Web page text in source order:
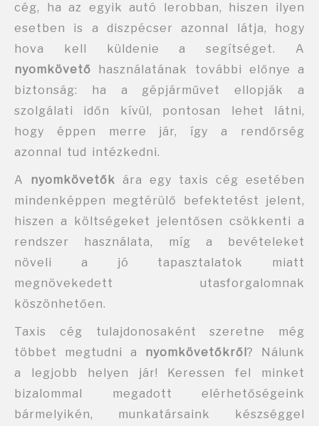
cég, ha az egyik autó lerobban, hiszen ilyen
esetben is a diszpécser azonnal látja, hogy
hova kell küldenie a segítséget. A
nyomkövető használatának további előnye a
biztonság: ha a gépjárművet ellopják a
szolgálati időn kívül, pontosan lehet látni,
hogy éppen merre jár, így a rendőrség
azonnal tud intézkedni.
A nyomkövetők ára egy taxis cég esetében
mindenképpen megtérülő befektetést jelent,
hiszen a költségeket jelentősen csökkenti a
rendszer használata, míg a bevételeket
növeli a jó tapasztalatok miatt
megnövekedett utasforgalomnak
köszönhetően.
Taxis cég tulajdonosaként szeretne még
többet megtudni a nyomkövetőkről ? Nálunk
a legjobb helyen jár! Keressen fel minket
bizalommal megadott elérhetőségeink
bármelyikén, munkatársaink készséggel